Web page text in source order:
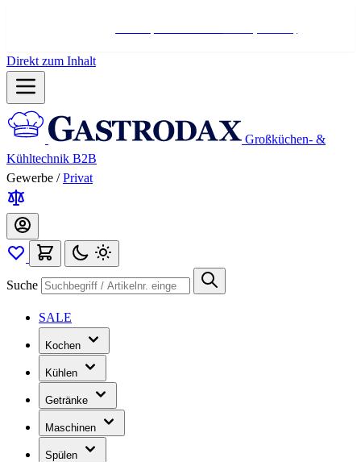
Direkt zum Inhalt
Großküchen- &
Kühltechnik B2B
Gewerbe / Privat
Suche
SALE
Kochen
Kühlen
Getränke
Maschinen
Spülen